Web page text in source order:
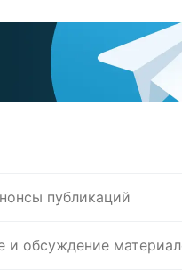
публикаций
и обсуждение